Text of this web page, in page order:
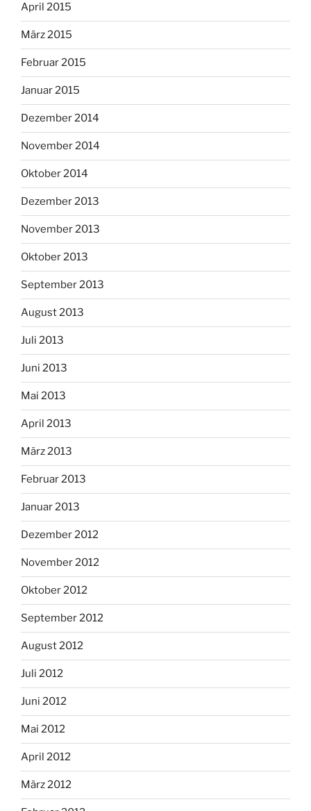
April 2015
März 2015
Februar 2015
Januar 2015
Dezember 2014
November 2014
Oktober 2014
Dezember 2013
November 2013
Oktober 2013
September 2013
August 2013
Juli 2013
Juni 2013
Mai 2013
April 2013
März 2013
Februar 2013
Januar 2013
Dezember 2012
November 2012
Oktober 2012
September 2012
August 2012
Juli 2012
Juni 2012
Mai 2012
April 2012
März 2012